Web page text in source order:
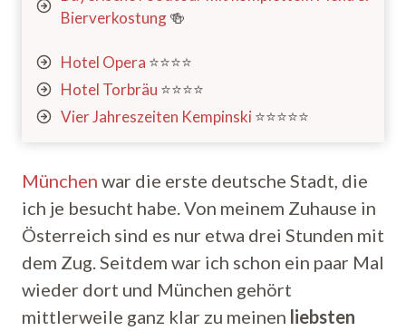
Bierverkostung🍻
Hotel Opera ⭐️⭐️⭐️⭐️
Hotel Torbräu ⭐️⭐️⭐️⭐️
Vier Jahreszeiten Kempinski⭐️⭐️⭐️⭐️⭐️
München war die erste deutsche Stadt, die
ich je besucht habe. Von meinem Zuhause in
Österreich sind es nur etwa drei Stunden mit
dem Zug. Seitdem war ich schon ein paar Mal
wieder dort und München gehört
mittlerweile ganz klar zu meinen liebsten